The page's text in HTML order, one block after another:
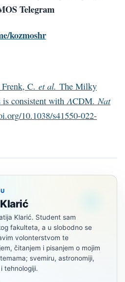
Telegram
kozmoshr
C. et al. The Milky
is consistent with ΛCDM. Nat
10.1038/s41550-022-
Klarić. Student sam
fakulteta, a u slobodno se
volonterstvom te
čitanjem i pisanjem o mojim
svemiru, astronomiji,
tehnologiji.